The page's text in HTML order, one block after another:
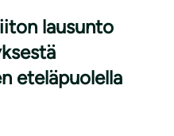
lausunto
eteläpuolella